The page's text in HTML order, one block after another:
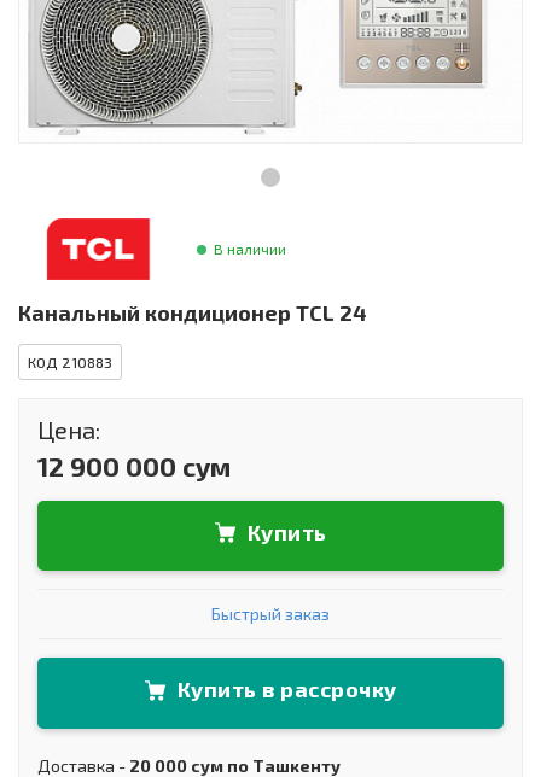
Инструменты и техника
Товары для дома
Красота и здоровье
Сантехника В наличии
Канальный кондиционер TCL 24
КОД 210883
Цена:
12 900 000 сум
Купить
Быстрый заказ
Купить в рассрочку
Доставка - 20 000 сум по Ташкенту